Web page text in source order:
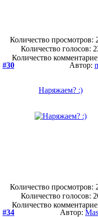
Количество просмотров:
Количество голосов:
Количество
#30 Автор:
Наряжаем? :)
Количество просмотров:
Количество голосов:
Количество
#34 Автор: